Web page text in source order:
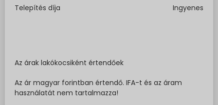
Telepítés díja Ingyenes
Az árak lakókocsiként értendőek
Az ár magyar forintban értendő. IFA-t és az áram
használatát nem tartalmazza!